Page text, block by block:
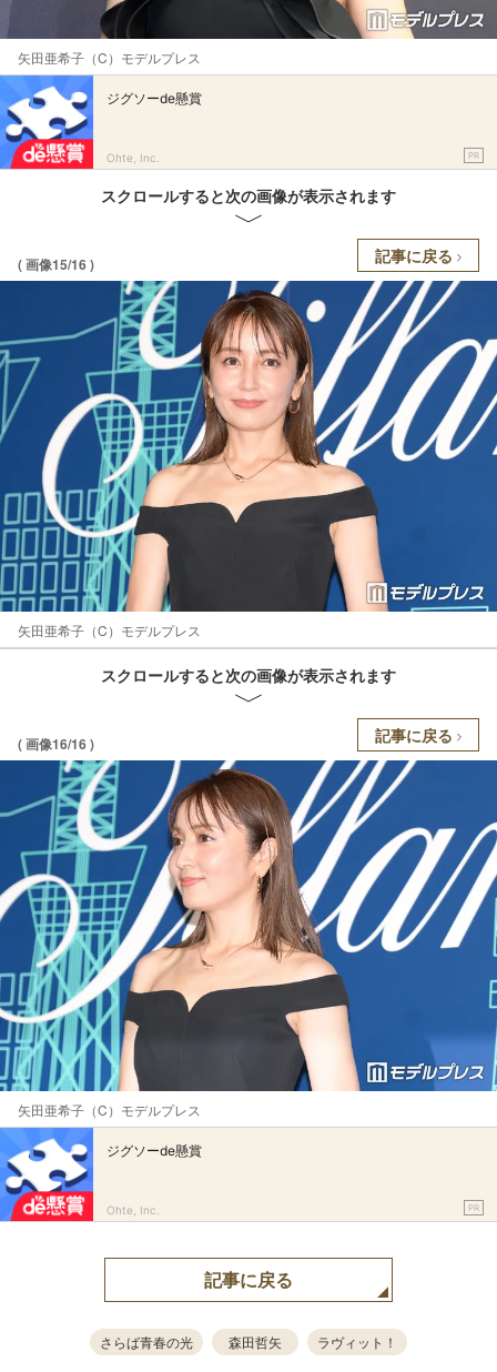
矢田亜希子（C）モデルプレス
ジグソーde懸賞
Ohte, Inc. PR
スクロールすると次の画像が表示されます
( 画像15/16 ) 記事に戻る
矢田亜希子（C）モデルプレス
スクロールすると次の画像が表示されます
( 画像16/16 ) 記事に戻る
矢田亜希子（C）モデルプレス
ジグソーde懸賞
Ohte, Inc. PR
記事に戻る
さらば青春の光 森田哲矢 ラヴィット！